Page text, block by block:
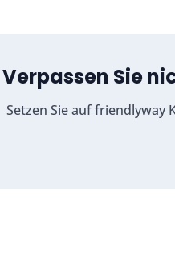
Verpassen Sie
Setzen Sie auf friendlyway